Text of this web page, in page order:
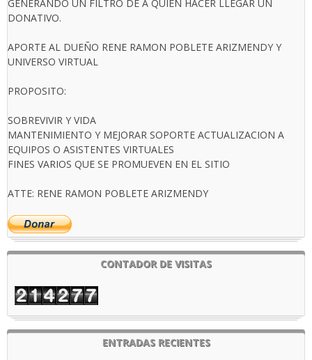
GENERANDO UN FILTRO DE A QUIEN HACER LLEGAR UN
DONATIVO.
APORTE AL DUEÑO RENE RAMON POBLETE ARIZMENDY Y
UNIVERSO VIRTUAL
PROPOSITO:
SOBREVIVIR Y VIDA
MANTENIMIENTO Y MEJORAR SOPORTE ACTUALIZACION A
EQUIPOS O ASISTENTES VIRTUALES
FINES VARIOS QUE SE PROMUEVEN EN EL SITIO
ATTE: RENE RAMON POBLETE ARIZMENDY
CONTADOR DE VISITAS
ENTRADAS RECIENTES